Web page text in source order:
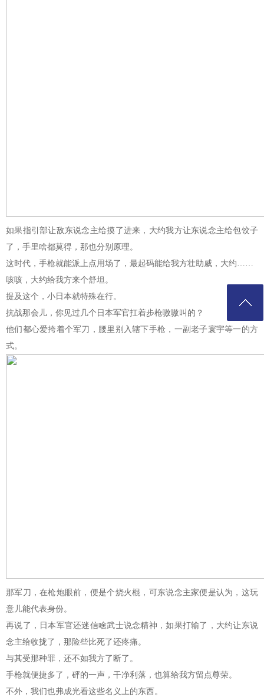
如果指引部让敌东说念主给摸了进来，大约我方让东说念主给包饺子
了，手里啥都莫得，那也分别原理。
这时代，手枪就能派上点用场了，最起码能给我方壮助威，大约……
咳咳，大约给我方来个舒坦。
提及这个，小日本就特殊在行。
抗战那会儿，你见过几个日本军官扛着步枪嗷嗷叫的？
他们都心爱挎着个军刀，腰里别入辖下手枪，一副老子寰宇等一的方
式。
那军刀，在枪炮眼前，便是个烧火棍，可东说念主家便是认为，这玩
意儿能代表身份。
再说了，日本军官还迷信啥武士说念精神，如果打输了，大约让东说
念主给收拢了，那险些比死了还疼痛。
与其受那种罪，还不如我方了断了。
手枪就便捷多了，砰的一声，干净利落，也算给我方留点尊荣。
不外，我们也弗成光看这些名义上的东西。